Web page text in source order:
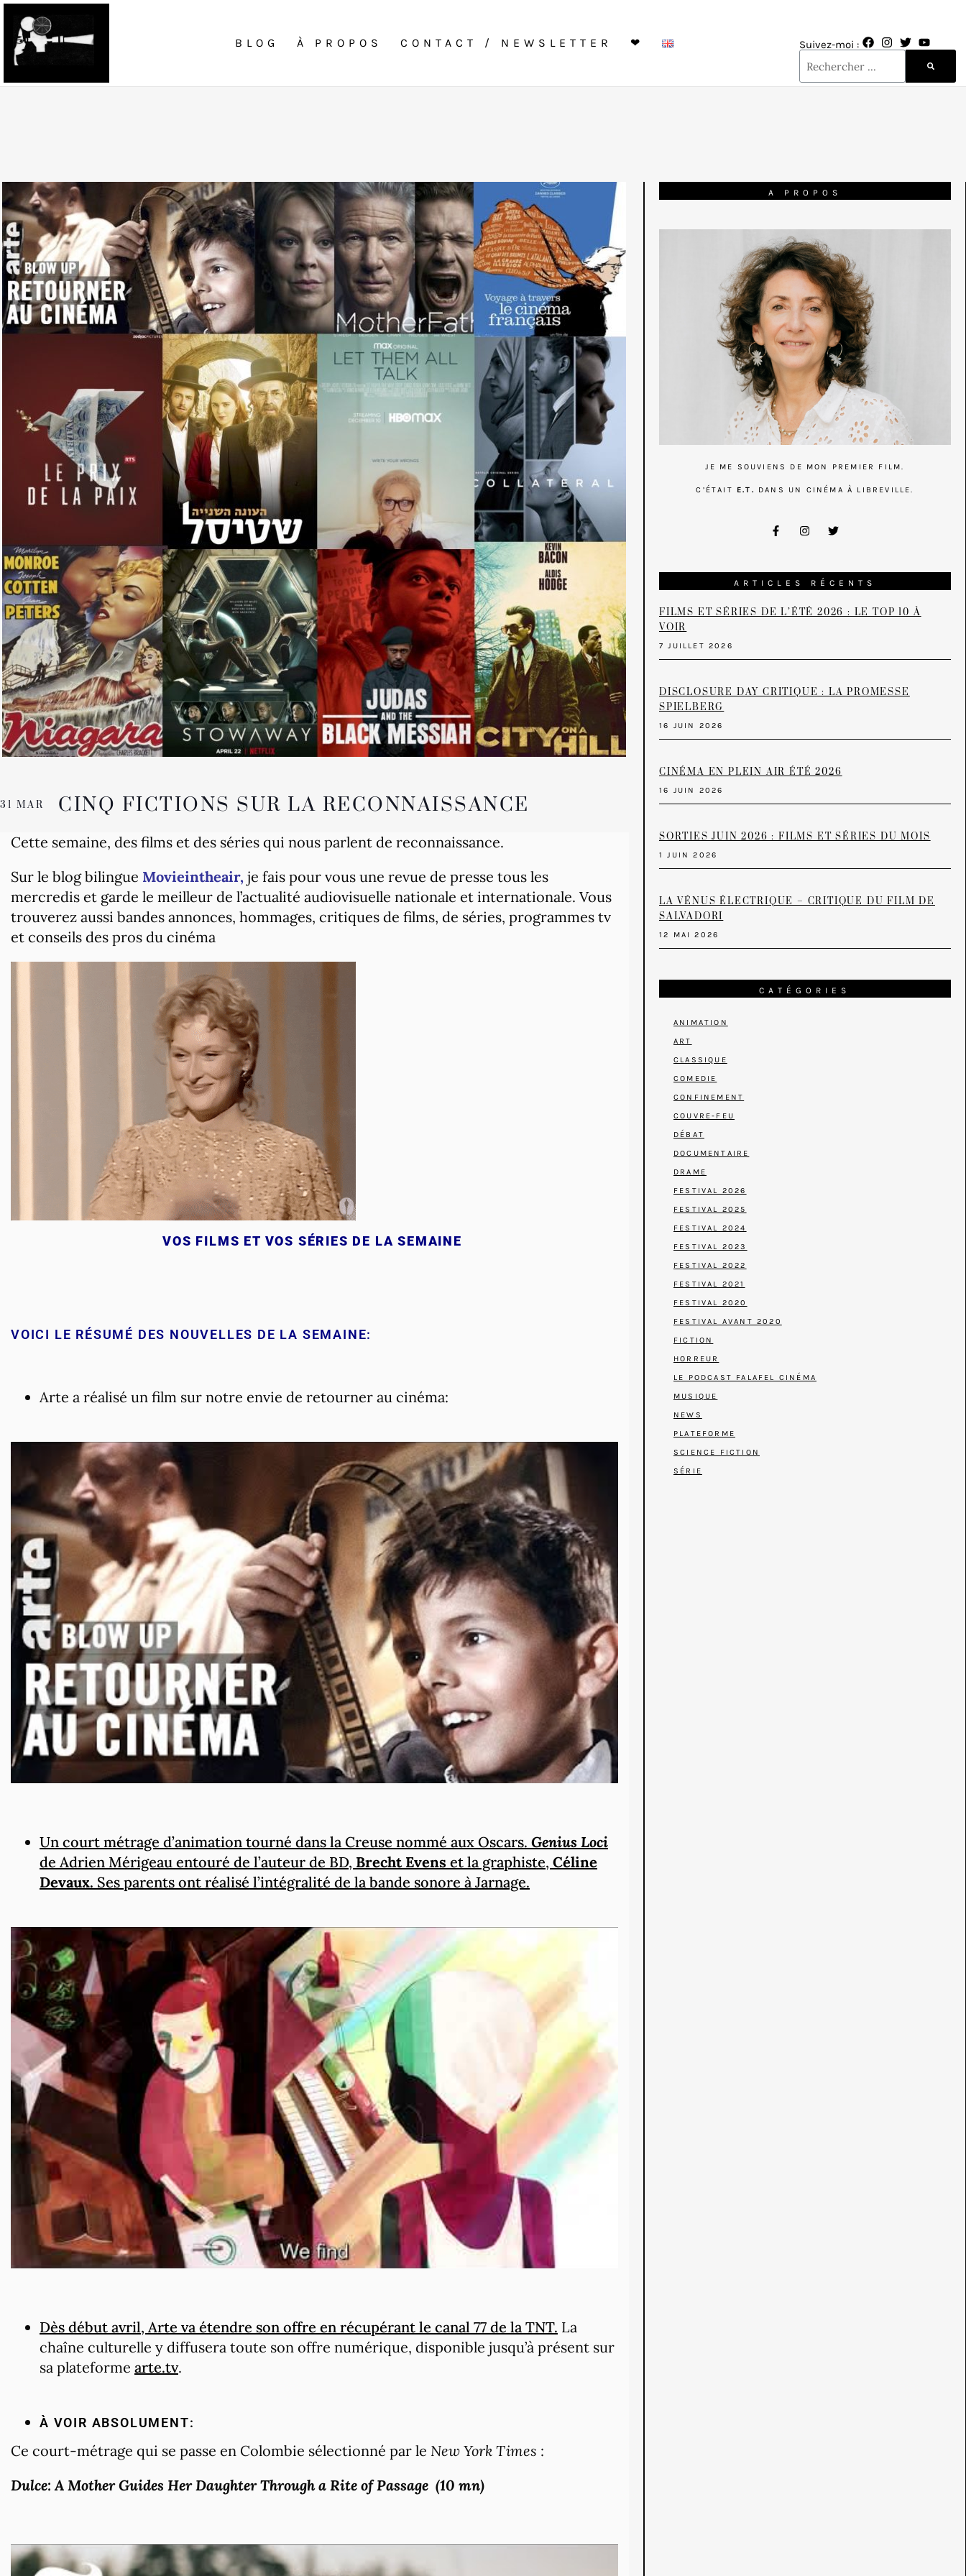
BLOG À PROPOS CONTACT / NEWSLETTER ❤ Suivez-moi :
31 MAR CINQ FICTIONS SUR LA RECONNAISSANCE
Cette semaine, des films et des séries qui nous parlent de reconnaissance.
Sur le blog bilingue Movieintheair, je fais pour vous une revue de presse tous les
mercredis et garde le meilleur de l’actualité audiovisuelle nationale et internationale. Vous
trouverez aussi bandes annonces, hommages, critiques de films, de séries, programmes tv
et conseils des pros du cinéma
VOS FILMS ET VOS SÉRIES DE LA SEMAINE
VOICI LE RÉSUMÉ DES NOUVELLES DE LA SEMAINE:
Arte a réalisé un film sur notre envie de retourner au cinéma:
Un court métrage d’animation tourné dans la Creuse nommé aux Oscars. Genius Loci
de Adrien Mérigeau entouré de l’auteur de BD, Brecht Evens et la graphiste, Céline
Devaux. Ses parents ont réalisé l’intégralité de la bande sonore à Jarnage.
Dès début avril, Arte va étendre son offre en récupérant le canal 77 de la TNT. La
chaîne culturelle y diffusera toute son offre numérique, disponible jusqu’à présent sur
sa plateforme arte.tv.
À VOIR ABSOLUMENT:
Ce court-métrage qui se passe en Colombie sélectionné par le New York Times :
Dulce: A Mother Guides Her Daughter Through a Rite of Passage (10 mn)
A PROPOS
JE ME SOUVIENS DE MON PREMIER FILM.
C’ÉTAIT E.T. DANS UN CINÉMA À LIBREVILLE.
ARTICLES RÉCENTS
FILMS ET SÉRIES DE L’ÉTÉ 2026 : LE TOP 10 À
VOIR
7 JUILLET 2026
DISCLOSURE DAY CRITIQUE : LA PROMESSE
SPIELBERG
16 JUIN 2026
CINÉMA EN PLEIN AIR ÉTÉ 2026
16 JUIN 2026
SORTIES JUIN 2026 : FILMS ET SÉRIES DU MOIS
1 JUIN 2026
LA VÉNUS ÉLECTRIQUE – CRITIQUE DU FILM DE
SALVADORI
12 MAI 2026
CATÉGORIES
ANIMATION
ART
CLASSIQUE
COMEDIE
CONFINEMENT
COUVRE-FEU
DÉBAT
DOCUMENTAIRE
DRAME
FESTIVAL 2026
FESTIVAL 2025
FESTIVAL 2024
FESTIVAL 2023
FESTIVAL 2022
FESTIVAL 2021
FESTIVAL 2020
FESTIVAL AVANT 2020
FICTION
HORREUR
LE PODCAST FALAFEL CINÉMA
MUSIQUE
NEWS
PLATEFORME
SCIENCE FICTION
SÉRIE